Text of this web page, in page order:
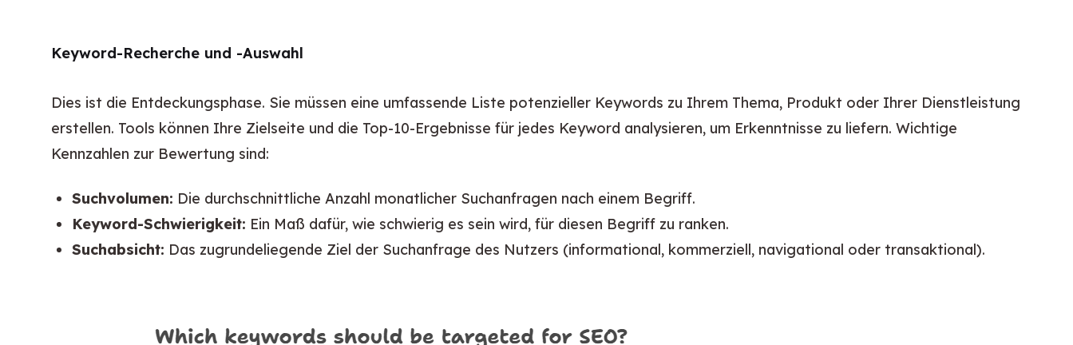
Keyword-Recherche und -Auswahl
Dies ist die Entdeckungsphase. Sie müssen eine umfassende Liste potenzieller Keywords zu Ihrem Thema, Produkt oder Ihrer Dienstleistung
erstellen. Tools können Ihre Zielseite und die Top-10-Ergebnisse für jedes Keyword analysieren, um Erkenntnisse zu liefern. Wichtige
Kennzahlen zur Bewertung sind:
Suchvolumen: Die durchschnittliche Anzahl monatlicher Suchanfragen nach einem Begriff.
Keyword-Schwierigkeit: Ein Maß dafür, wie schwierig es sein wird, für diesen Begriff zu ranken.
Suchabsicht: Das zugrundeliegende Ziel der Suchanfrage des Nutzers (informational, kommerziell, navigational oder transaktional).